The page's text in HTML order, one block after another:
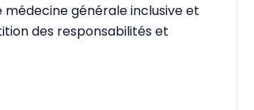
générale inclusive et
des responsabilités et